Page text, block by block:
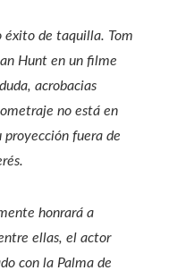
éxito de taquilla. Tom
Hunt en un filme
acrobacias
no está en
proyección fuera de
honrará a
ellas, el actor
con la Palma de